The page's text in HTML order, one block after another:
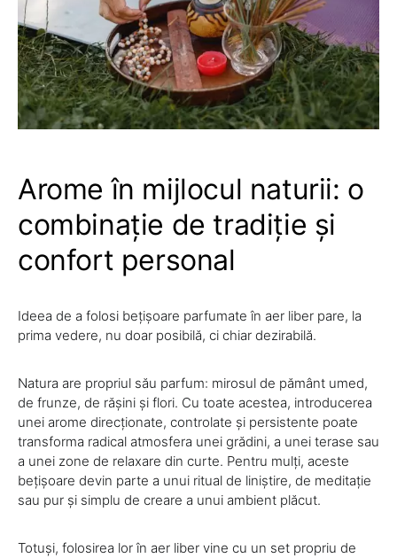
Arome în mijlocul naturii: o
combinație de tradiție și
confort personal
Ideea de a folosi bețișoare parfumate în aer liber pare, la
prima vedere, nu doar posibilă, ci chiar dezirabilă.
Natura are propriul său parfum: mirosul de pământ umed,
de frunze, de rășini și flori. Cu toate acestea, introducerea
unei arome direcționate, controlate și persistente poate
transforma radical atmosfera unei grădini, a unei terase sau
a unei zone de relaxare din curte. Pentru mulți, aceste
bețișoare devin parte a unui ritual de liniștire, de meditație
sau pur și simplu de creare a unui ambient plăcut.
Totuși, folosirea lor în aer liber vine cu un set propriu de